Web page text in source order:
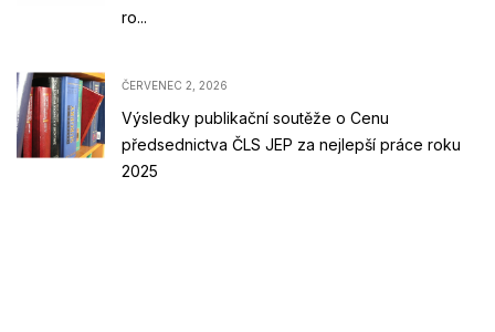
ro...
ČERVENEC 2, 2026
Výsledky publikační soutěže o Cenu
předsednictva ČLS JEP za nejlepší práce roku
2025